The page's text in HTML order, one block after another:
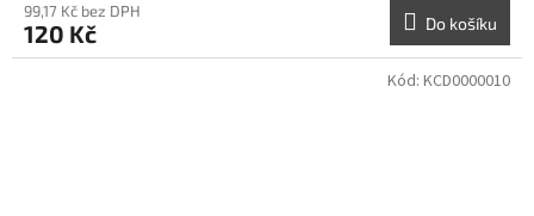
99,17 Kč bez DPH
120 Kč Do košíku
Kód: KCD0000010